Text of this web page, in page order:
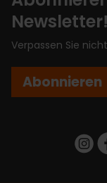
Newsletter!
Verpassen Sie
Abonnieren